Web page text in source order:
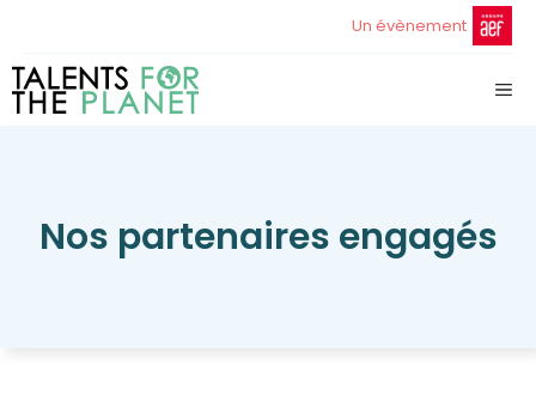
Un évènement
Nos partenaires engagés